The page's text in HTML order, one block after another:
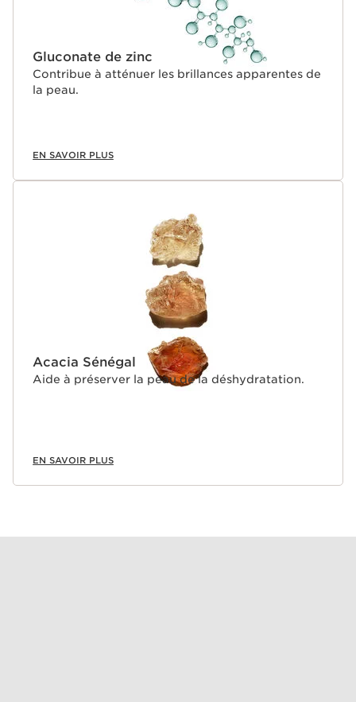
Gluconate de zinc
Contribue à atténuer les brillances apparentes de
la peau.
EN SAVOIR PLUS
Acacia Sénégal
Aide à préserver la peau de la déshydratation.
EN SAVOIR PLUS